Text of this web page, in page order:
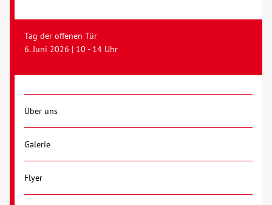
Tag der offenen Tür
6. Juni 2026 | 10 - 14 Uhr
Über uns
Galerie
Flyer